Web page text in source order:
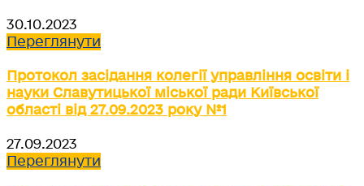
30.10.2023
Переглянути
Протокол засідання колегії управління освіти і
науки Славутицької міської ради Київської
області від 27.09.2023 року №1
27.09.2023
Переглянути